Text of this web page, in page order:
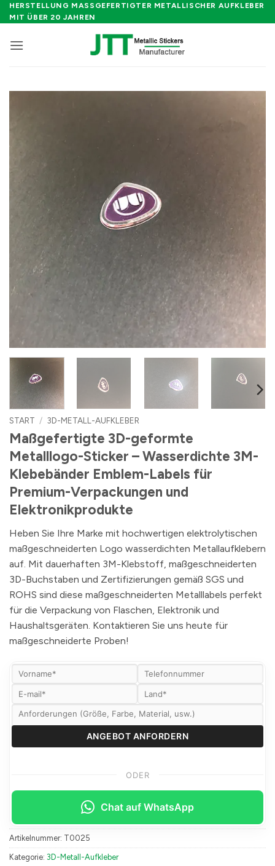
Zum
Inhalt
HERSTELLUNG MASSGEFERTIGTER METALLISCHER AUFKLEBER M
IT ÜBER 20 JAHREN
START / 3D-METALL-AUFKLEBER
Maßgefertigte 3D-geformte
Metalllogo-Sticker – Wasserdichte 3M-
Klebebänder Emblem-Labels für
Premium-Verpackungen und
Elektronikprodukte
Heben Sie Ihre Marke mit hochwertigen elektrolytischen
maßgeschneiderten Logo wasserdichten Metallaufklebern
auf. Mit dauerhaften 3M-Klebstoff, maßgeschneiderten
3D-Buchstaben und Zertifizierungen gemäß SGS und
ROHS sind diese maßgeschneiderten Metalllabels perfekt
für die Verpackung von Flaschen, Elektronik und
Haushaltsgeräten. Kontaktieren Sie uns heute für
maßgeschneiderte Proben!
ODER
Chat auf WhatsApp
Artikelnummer: T0025
Kategorie: 3D-Metall-Aufkleber